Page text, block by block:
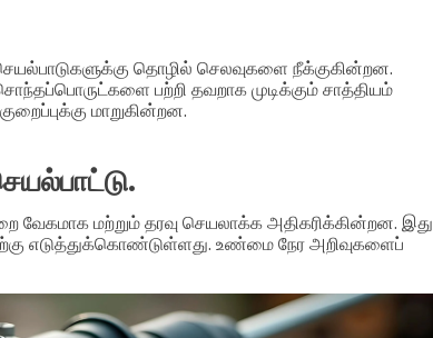
தொழில் செலவுகளை நீக்குகின்றன.
பற்றி தவறாக முடிக்கும் சாத்தியம்
மாறுகின்றன.
வேகமாக மற்றும் தரவு செயலாக்க அதிகரிக்கின்றன. இது
எடுத்துக்கொண்டுள்ளது. உண்மை நேர அறிவுகளைப்